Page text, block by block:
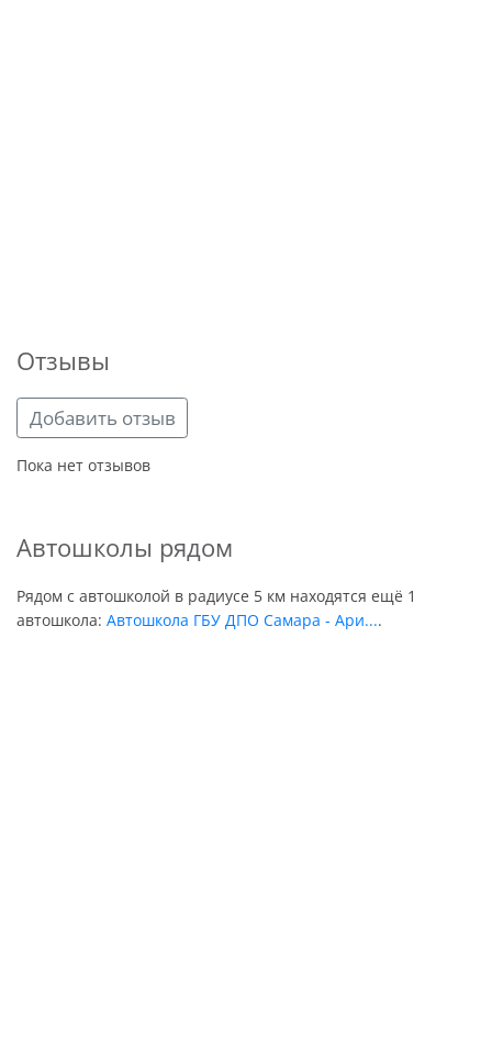
Отзывы
Добавить отзыв
Пока нет отзывов
Автошколы рядом
Рядом с автошколой в радиусе 5 км находятся ещё 1
автошкола: Автошкола ГБУ ДПО Самара - Ари....